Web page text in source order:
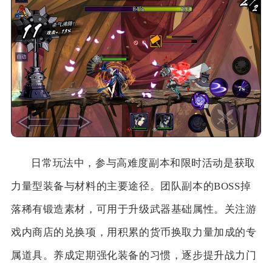
日常玩法中，参与高难度副本和限时活动是获取
力量型装备与材料的主要途径。团队副本的BOSS掉
落稀有锻造素材，可用于升级武器基础属性。关注游
戏内商店的兑换项，用积累的货币换取力量加成的专
属道具。养成定期强化装备的习惯，逐步提升战力门